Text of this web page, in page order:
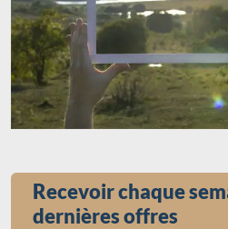
Recevoir chaque
dernières offres